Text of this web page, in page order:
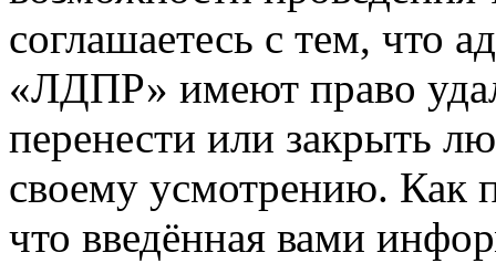
соглашаетесь с тем, что
«ЛДПР» имеют право
перенести или закрыть
своему усмотрению. Как
что введённая вами